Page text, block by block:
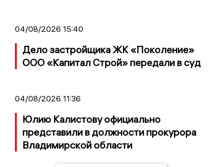
04/08/2026 15:40
Дело застройщика ЖК «Поколение»
ООО «Капитал Строй» передали в суд
04/08/2026 11:36
Юлию Калистову официально
представили в должности прокурора
Владимирской области